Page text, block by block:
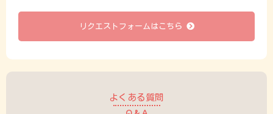
リクエストフォームはこちら
よくある質問